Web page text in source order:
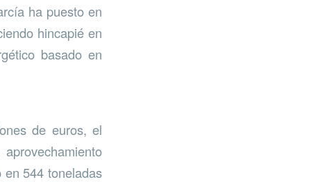
ha puesto en
hincapié en
basado en
de euros, el
en 544 toneladas